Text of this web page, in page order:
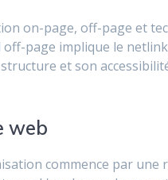
on-page, off-page et
page implique le
et son
web
commence par